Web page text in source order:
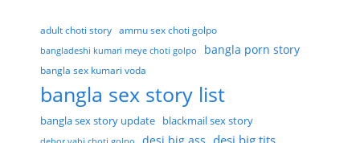
adult choti story ammu sex choti golpo
bangladeshi kumari meye choti golpo bangla porn story
bangla sex kumari voda
bangla sex story list
bangla sex story update blackmail sex story
desi big ass desi big tits